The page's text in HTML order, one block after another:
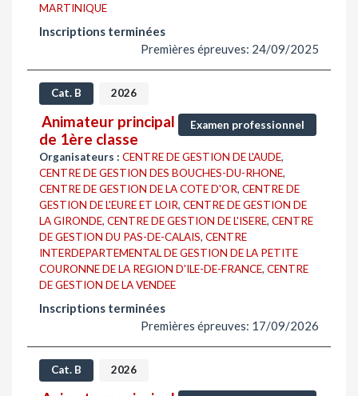
MARTINIQUE
Inscriptions terminées
Premières épreuves: 24/09/2025
Cat. B 2026
Examen professionnel
Animateur principal
de 1ère classe
Organisateurs : CENTRE DE GESTION DE L'AUDE,
CENTRE DE GESTION DES BOUCHES-DU-RHONE,
CENTRE DE GESTION DE LA COTE D'OR, CENTRE DE
GESTION DE L'EURE ET LOIR, CENTRE DE GESTION DE
LA GIRONDE, CENTRE DE GESTION DE L'ISERE, CENTRE
DE GESTION DU PAS-DE-CALAIS, CENTRE
INTERDEPARTEMENTAL DE GESTION DE LA PETITE
COURONNE DE LA REGION D'ILE-DE-FRANCE, CENTRE
DE GESTION DE LA VENDEE
Inscriptions terminées
Premières épreuves: 17/09/2026
Cat. B 2026